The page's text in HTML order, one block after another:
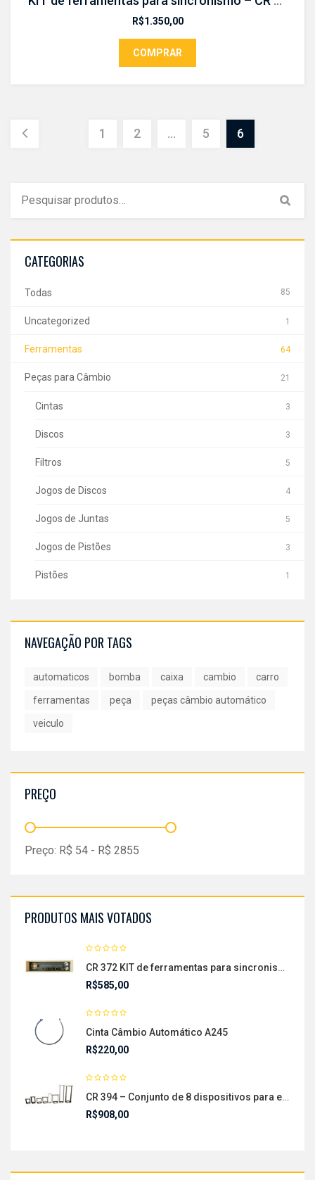
R$1.350,00
COMPRAR
1 2 … 5 6
CATEGORIAS
Todas 85
Uncategorized 1
Ferramentas 64
Peças para Câmbio 21
Cintas 3
Discos 3
Filtros 5
Jogos de Discos 4
Jogos de Juntas 5
Jogos de Pistões 3
Pistões 1
NAVEGAÇÃO POR TAGS
automaticos bomba caixa cambio carro
ferramentas peça peças câmbio automático
veiculo
PREÇO
Preço: R$ 54 - R$ 2855
PRODUTOS MAIS VOTADOS
CR 372 KIT de ferramentas para sincronismo do motor EA 888 1.6
R$585,00
Cinta Câmbio Automático A245
R$220,00
CR 394 – Conjunto de 8 dispositivos para encolher o pistão dos câmbios Automáticos
R$908,00